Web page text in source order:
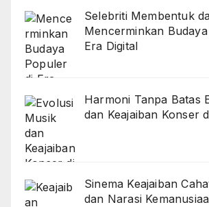
Selebriti Membentuk
Mencerminkan
Era Digital
Harmoni Tanpa Batas
dan Keajaiban Konser
Sinema Keajaiban
dan Narasi